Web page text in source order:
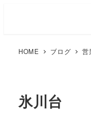
HOME ブログ 営
氷川台